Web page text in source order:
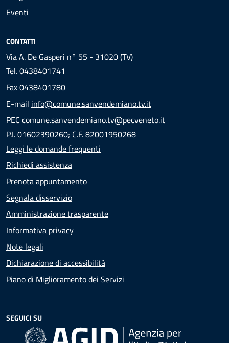
Eventi
CONTATTI
Via A. De Gasperi n° 55 - 31020 (TV)
Tel.0438401741
Fax0438401780
E-mail info@comune.sanvendemiano.tv.it
PEC comune.sanvendemiano.tv@pecveneto.it
P.I. 01602390260; C.F. 82001950268
Leggi le domande frequenti
Richiedi assistenza
Prenota appuntamento
Segnala disservizio
Amministrazione trasparente
Informativa privacy
Note legali
Dichiarazione di accessibilità
Piano di Miglioramento dei Servizi
SEGUICI SU